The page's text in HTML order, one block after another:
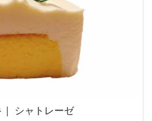
シャトレーゼ